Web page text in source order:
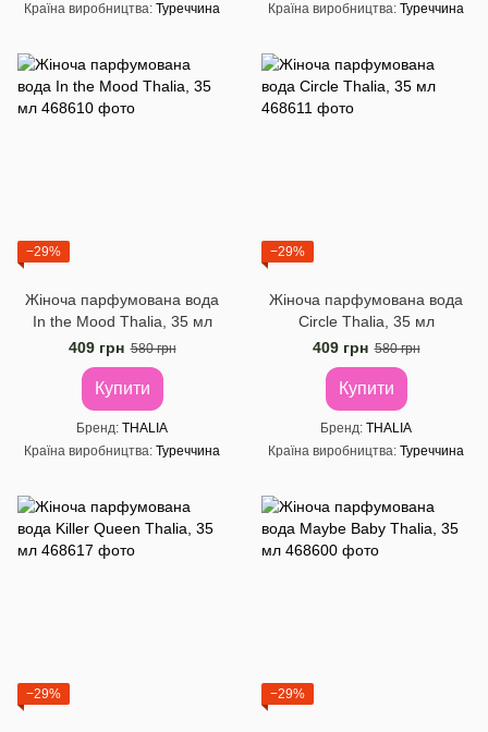
Країна виробництва Туреччина
Країна виробництва Туреччина
−29%
Жіноча парфумована вода
In the Mood Thalia, 35 мл
409 грн 580 грн
Купити
Бренд THALIA
Країна виробництва Туреччина
−29%
Жіноча парфумована вода
Circle Thalia, 35 мл
409 грн 580 грн
Купити
Бренд THALIA
Країна виробництва Туреччина
−29% −29%